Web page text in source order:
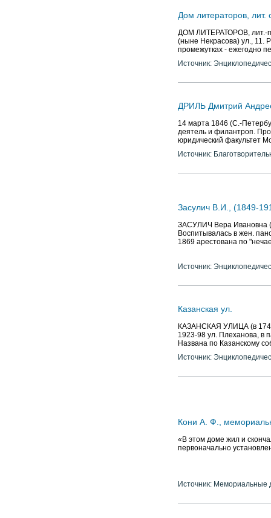
Дом литераторов, лит.
ДОМ ЛИТЕРАТОРОВ, лит.-
(ныне Некрасова) ул., 11.
промежутках - ежегодно
Источник:
ДРИЛЬ Дмитрий
14 марта 1846 (С.-
деятель и филантроп.
юридический факультет
Источник:
Засулич В.И., (1849-
ЗАСУЛИЧ Вера Ивановна
Воспитывалась в жен.
1869 арестована по
Источник:
Казанская ул.
КАЗАНСКАЯ УЛИЦА (в
1923-98 ул. Плеханова, в
Названа по Казанскому
Источник:
Кони А. Ф.,
«В этом доме жил и
первоначально
Источник: Мемориальные